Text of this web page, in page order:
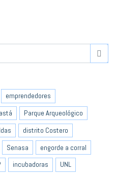
emprendedores
Parque Arqueológico
distrito Costero
Senasa
engorde a corral
incubadoras UNL